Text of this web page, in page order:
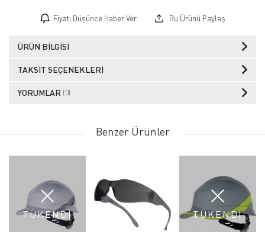
Fiyatı Düşünce Haber Ver Bu Ürünü Paylaş
ÜRÜN BILGISI
TAKSIT SEÇENEKLERI
YORUMLAR (0)
Benzer Ürünler
TÜKENDİ TÜKENDİ